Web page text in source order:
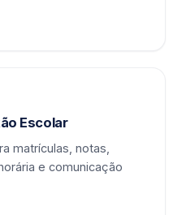
Escolar
matrículas, notas,
e comunicação